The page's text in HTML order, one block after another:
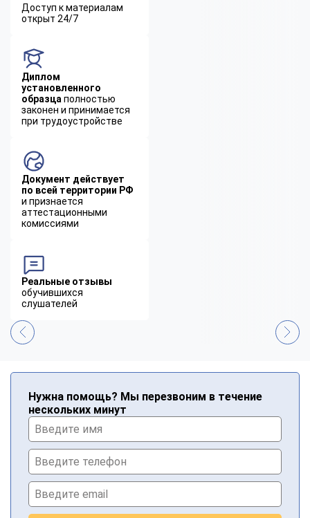
Доступ к материалам
открыт 24/7
Диплом
установленного
образца полностью
законен и принимается
при трудоустройстве
Документ действует
по всей территории РФ
и признается
аттестационными
комиссиями
Реальные отзывы
обучившихся
слушателей
Нужна помощь? Мы перезвоним в течение
нескольких минут